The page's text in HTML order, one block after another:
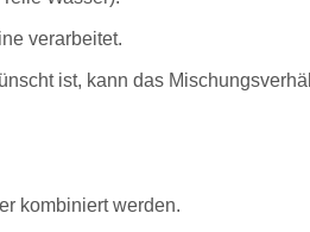
verarbeitet.
ist, kann das
kombiniert werden.